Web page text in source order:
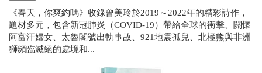
《春天，你爽約嗎》收錄曾美玲於2019～2022年的精彩詩作，
題材多元，包含新冠肺炎（COVID-19）帶給全球的衝擊、關懷
阿富汗婦女、太魯閣號出軌事故、921地震孤兒、北極熊與非洲
獅頻臨滅絕的處境和...